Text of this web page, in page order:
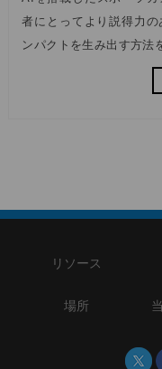
者にとってより説得力
ンパクトを生み出す方法
リソース
場所